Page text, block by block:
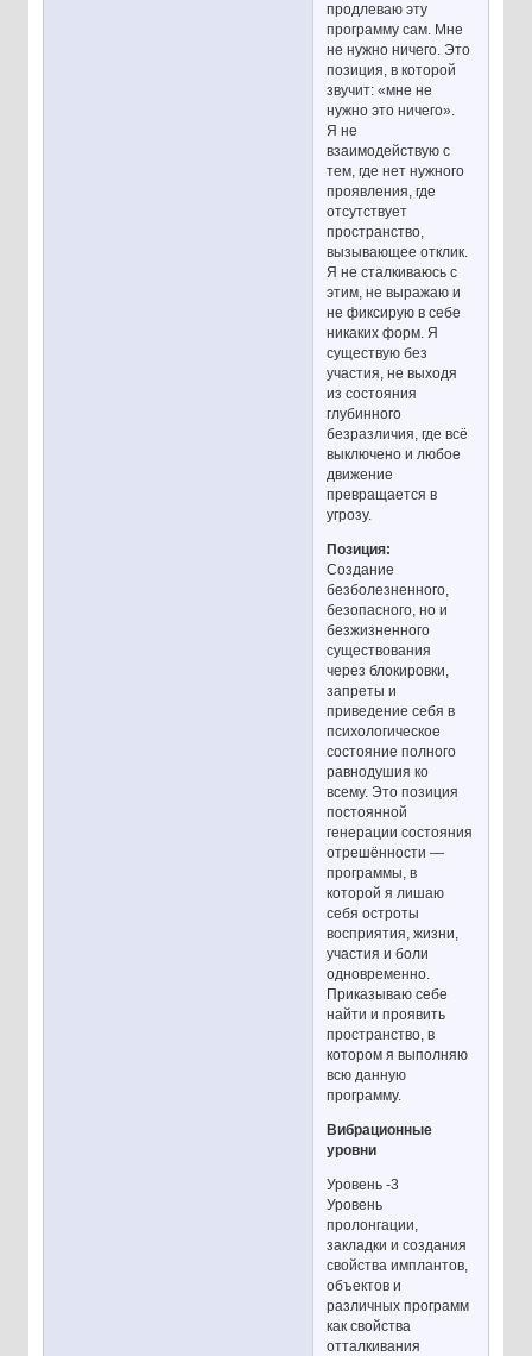
продлеваю эту
программу сам. Мне
не нужно ничего. Это
позиция, в которой
звучит: «мне не
нужно это ничего».
Я не
взаимодействую с
тем, где нет нужного
проявления, где
отсутствует
пространство,
вызывающее отклик.
Я не сталкиваюсь с
этим, не выражаю и
не фиксирую в себе
никаких форм. Я
существую без
участия, не выходя
из состояния
глубинного
безразличия, где всё
выключено и любое
движение
превращается в
угрозу.
Позиция:
Создание
безболезненного,
безопасного, но и
безжизненного
существования
через блокировки,
запреты и
приведение себя в
психологическое
состояние полного
равнодушия ко
всему. Это позиция
постоянной
генерации состояния
отрешённости —
программы, в
которой я лишаю
себя остроты
восприятия, жизни,
участия и боли
одновременно.
Приказываю себе
найти и проявить
пространство, в
котором я выполняю
всю данную
программу.
Вибрационные
уровни
Уровень -3
Уровень
пролонгации,
закладки и создания
свойства имплантов,
объектов и
различных программ
как свойства
отталкивания